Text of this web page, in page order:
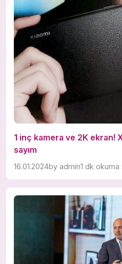
1 inç kamera ve 2K ekran!
sayım
16.01.2024by admin1 dk okuma